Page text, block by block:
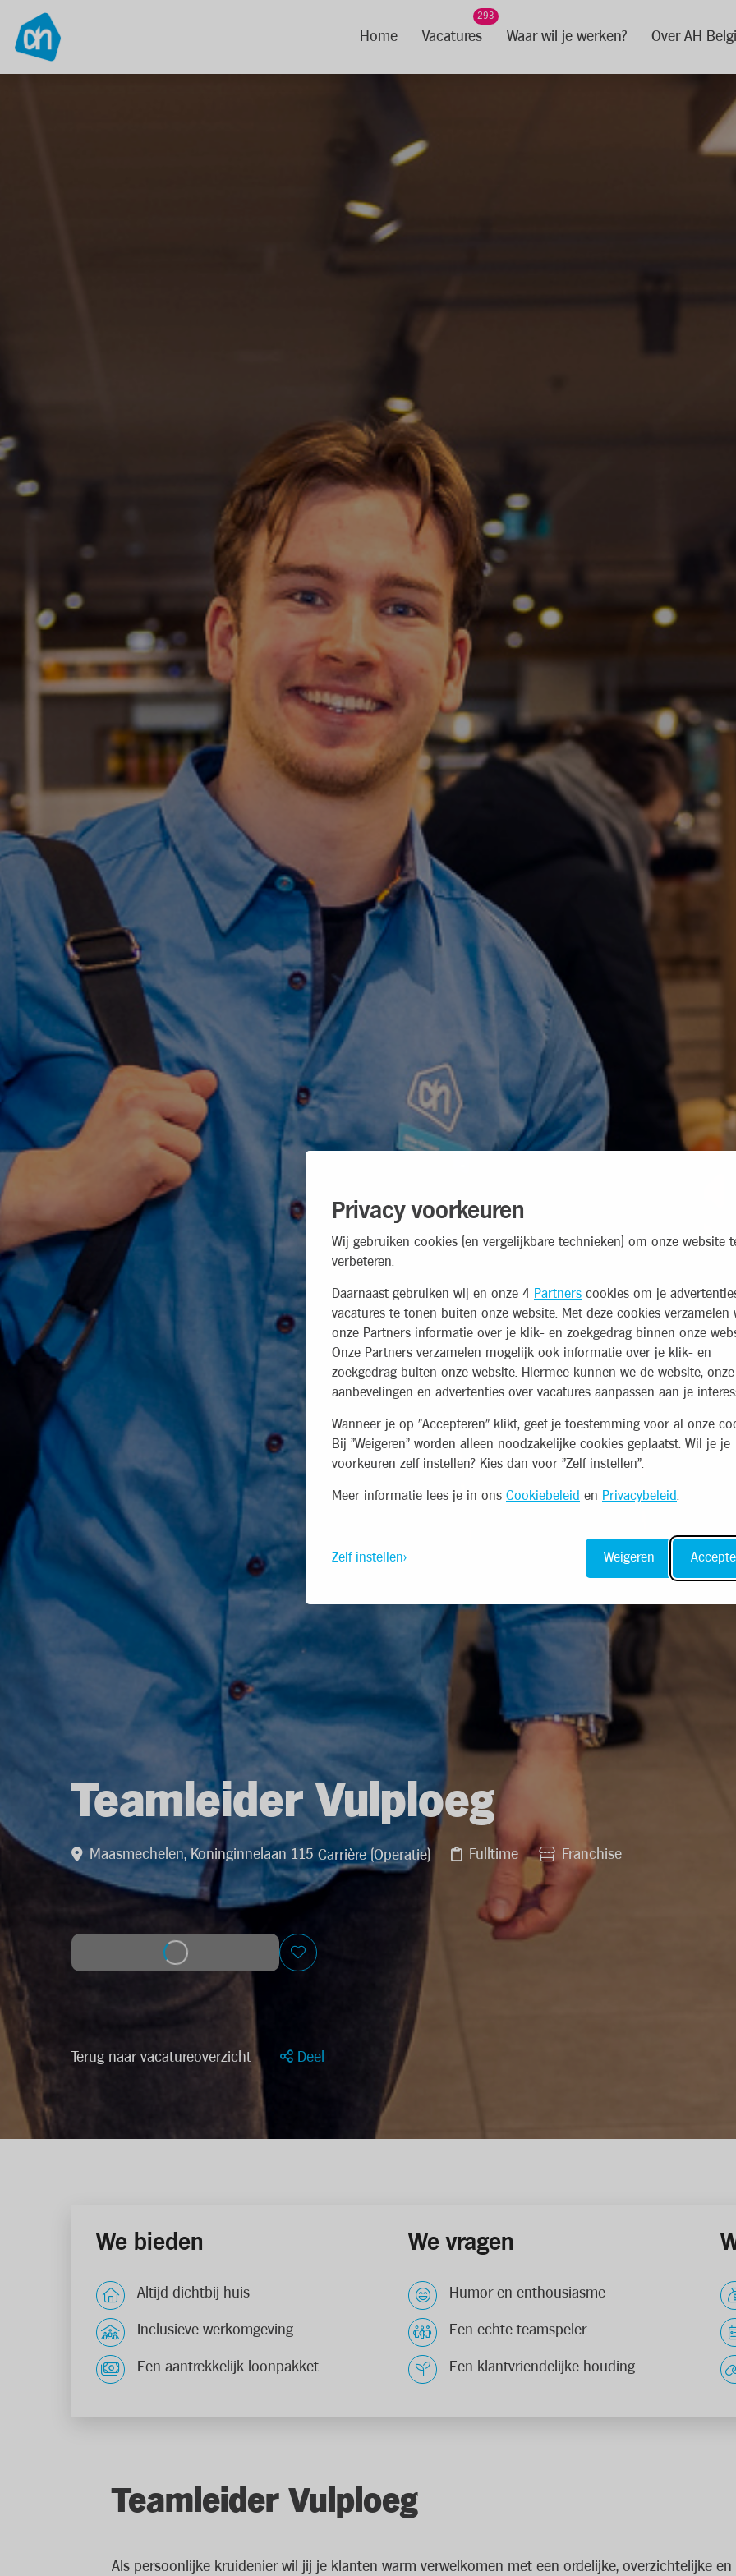
Privacy voorkeuren
Wij gebruiken cookies (en vergelijkbare technieken) om onze website
verbeteren.
Daarnaast gebruiken wij en onze 4 Partners cookies om je
vacatures te tonen buiten onze website. Met deze cookies verzamelen
onze Partners informatie over je klik- en zoekgedrag binnen onze
Onze Partners verzamelen mogelijk ook informatie over je klik- en
zoekgedrag buiten onze website. Hiermee kunnen we de website, onze
aanbevelingen en advertenties over vacatures aanpassen aan je
Wanneer je op "Accepteren" klikt, geef je toestemming voor al onze
Bij "Weigeren" worden alleen noodzakelijke cookies geplaatst. Wil je je
voorkeuren zelf instellen? Kies dan voor "Zelf instellen".
Meer informatie lees je in ons Cookiebeleid en Privacybeleid
Zelf instellen Weigeren
Home Vacatures
293
Waar wil je werken? Over AH
Teamleider Vulploeg
Maasmechelen, Koninginnelaan 115 Carrière (Operatie) Fulltime Franchise
Solliciteer op deze job
Terug naar vacatureoverzicht Deel
We bieden
Altijd dichtbij huis
Inclusieve werkomgeving
Een aantrekkelijk loonpakket
We vragen
Humor en enthousiasme
Een echte teamspeler
Een klantvriendelijke houding
Teamleider Vulploeg
Als persoonlijke kruidenier wil jij je klanten warm verwelkomen met een ordelijke, overzichtelijke